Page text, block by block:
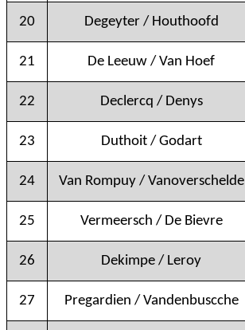
20 Degeyter / Houthoofd
21 De Leeuw / Van Hoef
22 Declercq / Denys
23 Duthoit / Godart
24 Van Rompuy / Vanoverschelde
25 Vermeersch / De Bievre
26 Dekimpe / Leroy
27 Pregardien / Vandenbuscche